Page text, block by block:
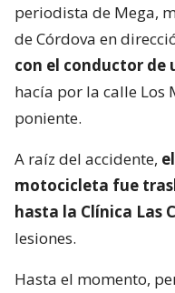
periodista de Mega,
de Córdova en
con el conductor
hacía por la calle Los
poniente.
A raíz del accidente,
motocicleta fue
hasta la Clínica Las
lesiones.
Hasta el momento,